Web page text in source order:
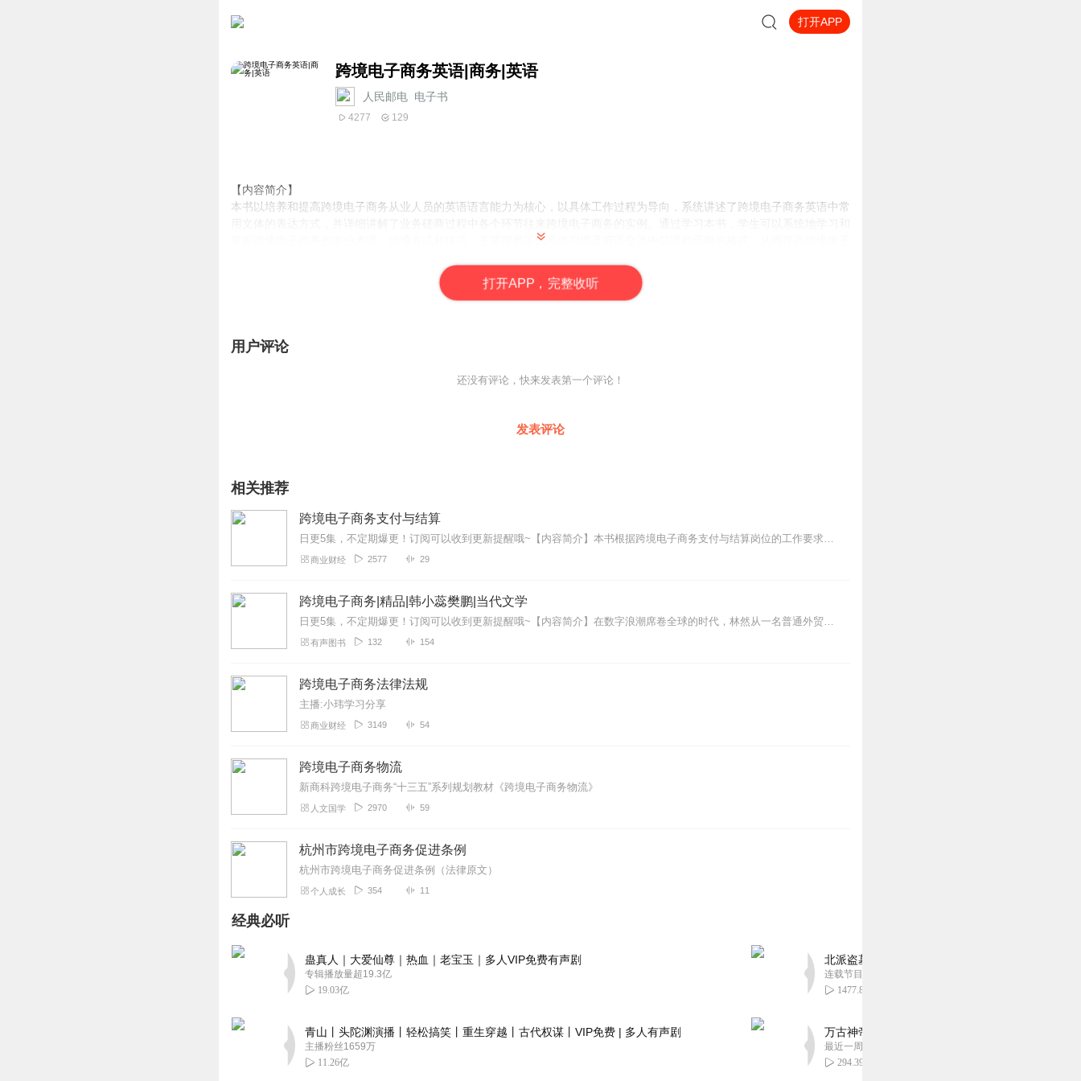
打开APP
跨境电子商务英语|商务|英语
人民邮电_电子书
4277 129
【内容简介】
本书以培养和提高跨境电子商务从业人员的英语语言能力为核心，以具体工作过程为导向，系统讲述了跨境电子商务英语中常
掌握跨境电子商务的专业术语、沟通方式和技巧、主要贸易国的风俗习惯及英语交流中口语和函电的格式，从而提高跨境电子
【主播介绍】
打开APP，完整收听
用户评论
还没有评论，快来发表第一个评论！
发表评论
相关推荐
跨境电子商务支付与结算
日更5集，不定期爆更！订阅可以收到更新提醒哦~【内容简介】本书根据跨境电子商务支付与结算岗位的工作要求，以培养读者的跨境电子商务支付与结算业务能力为...
商业财经 2577 29
跨境电子商务|精品|韩小蕊樊鹏|当代文学
日更5集，不定期爆更！订阅可以收到更新提醒哦~【内容简介】在数字浪潮席卷全球的时代，林然从一名普通外贸从业者蜕变为中国跨境电商领军人物。他曾因传统贸易模式受...
有声图书 132 154
跨境电子商务法律法规
主播:小玮学习分享
商业财经 3149 54
跨境电子商务物流
新商科跨境电子商务“十三五”系列规划教材《跨境电子商务物流》
人文国学 2970 59
杭州市跨境电子商务促进条例
杭州市跨境电子商务促进条例（法律原文）
个人成长 354 11
经典必听
蛊真人｜大爱仙尊｜热血｜老宝玉｜多人VIP免费有声剧
专辑播放量超19.3亿
19.03亿
青山丨头陀渊演播丨轻松搞笑丨重生穿越丨古代权谋丨VIP免费 | 多人有声剧
主播粉丝1659万
11.26亿
北派盗墓笔记丨头陀渊出品丨悬疑灵异丨摸金校尉
连载节目超四百集
1477.80万
万古神帝丨玄幻丨热血丨紫襟团队演播丨多人有声
最近一周更新
294.39万